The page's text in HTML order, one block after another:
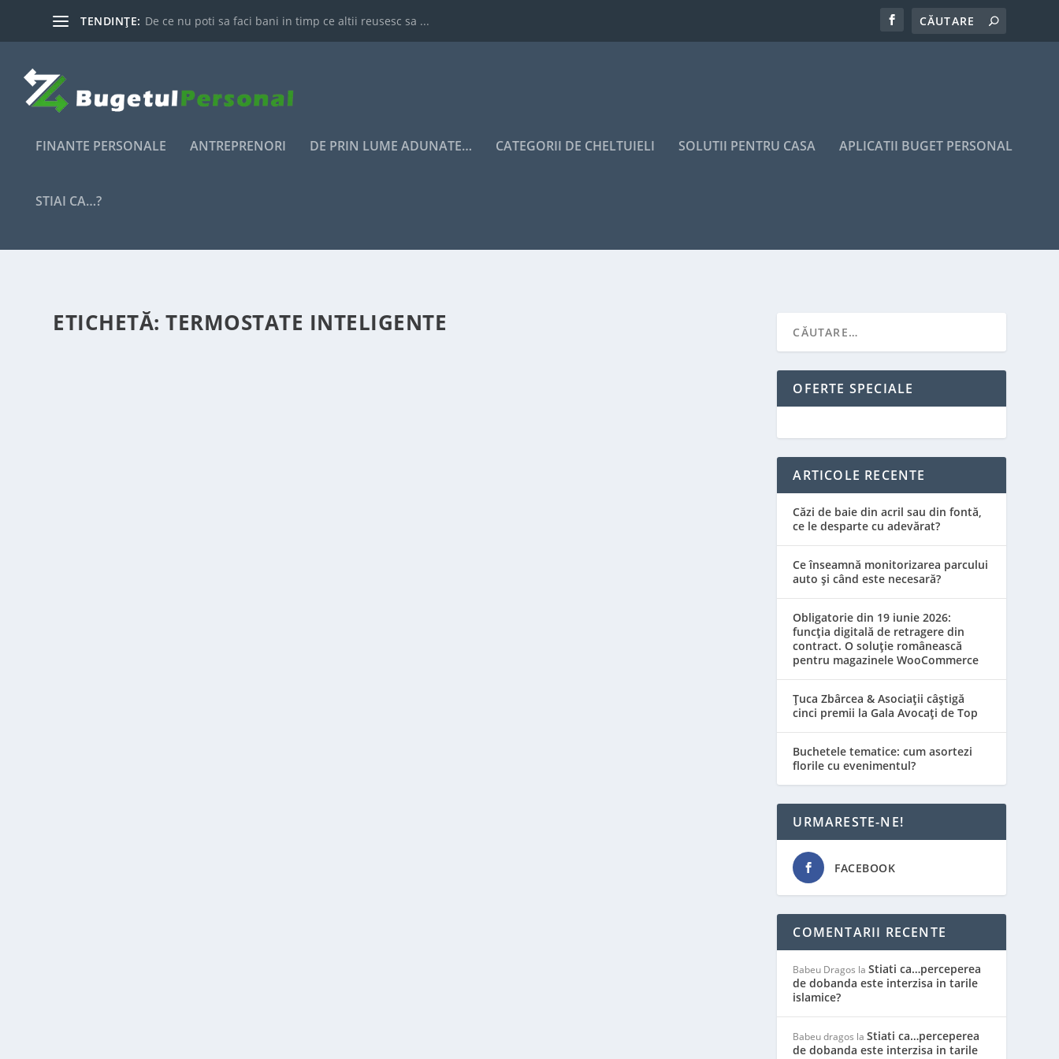
TENDINȚE: De ce nu poti sa faci bani in timp ce altii reusesc sa ...
FINANTE PERSONALE ANTREPRENORI DE PRIN LUME ADUNATE… CATEGORII DE CHELTUIELI SOLUTII PENTRU CASA APLICATII BUGET PERSONAL
STIAI CA…?
ETICHETĂ:TERMOSTATE INTELIGENTE
OFERTE SPECIALE
ARTICOLE RECENTE
Căzi de baie din acril sau din fontă,
ce le desparte cu adevărat?
Ce înseamnă monitorizarea parcului
auto și când este necesară?
Obligatorie din 19 iunie 2026:
funcția digitală de retragere din
contract. O soluție românească
pentru magazinele WooCommerce
Țuca Zbârcea & Asociații câștigă
cinci premii la Gala Avocați de Top
Buchetele tematice: cum asortezi
florile cu evenimentul?
URMARESTE-NE!
FACEBOOK
COMENTARII RECENTE
Babeu Dragos laStiati ca…perceperea
de dobanda este interzisa in tarile
islamice?
Babeu dragos laStiati ca…perceperea
de dobanda este interzisa in tarile